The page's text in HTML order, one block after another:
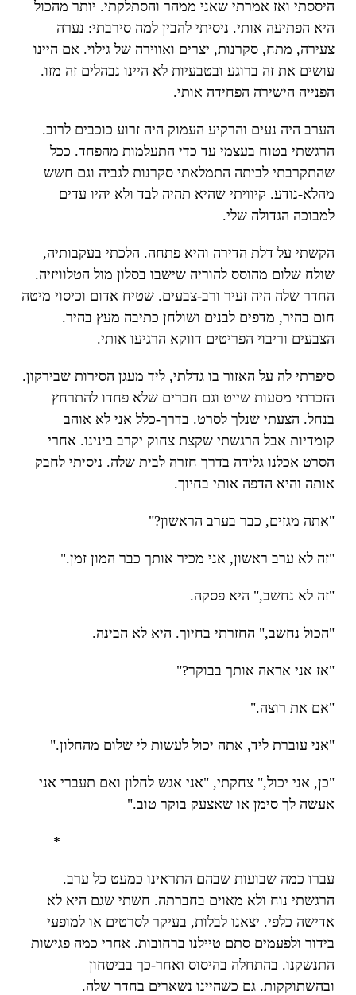
היססתי ואז אמרתי שאני ממהר והסתלקתי. יותר מהכול
היא הפתיעה אותי. ניסיתי להבין למה סירבתי: נערה
צעירה, מתח, סקרנות, יצרים ואווירה של גילוי. אם היינו
עושים את זה ברוגע ובטבעיות לא היינו נבהלים זה מזו.
הפנייה הישירה הפחידה אותי.
הערב היה נעים והרקיע העמוק היה זרוע כוכבים לרוב.
הרגשתי בטוח בעצמי עד כדי התעלמות מהפחד. ככל
שהתקרבתי לביתה התמלאתי סקרנות לגביה וגם חשש
מהלא-נודע. קיוויתי שהיא תהיה לבד ולא יהיו עדים
למבוכה הגדולה שלי.
הקשתי על דלת הדירה והיא פתחה. הלכתי בעקבותיה,
שולח שלום מהוסס להוריה שישבו בסלון מול הטלוויזיה.
החדר שלה היה זעיר ורב-צבעים. שטיח אדום וכיסוי מיטה
חום בהיר, מדפים לבנים ושולחן כתיבה מעץ בהיר.
הצבעים וריבוי הפריטים דווקא הרגיעו אותי.
סיפרתי לה על האזור בו גדלתי, ליד מעגן הסירות שבירקון.
הזכרתי מסעות שייט וגם חברים שלא פחדו להתרחץ
בנחל. הצעתי שנלך לסרט. בדרך-כלל אני לא אוהב
קומדיות אבל הרגשתי שקצת צחוק יקרב בינינו. אחרי
הסרט אכלנו גלידה בדרך חזרה לבית שלה. ניסיתי לחבק
אותה והיא הדפה אותי בחיוך.
"אתה מגזים, כבר בערב הראשון?"
"זה לא ערב ראשון, אני מכיר אותך כבר המון זמן."
"זה לא נחשב," היא פסקה.
"הכול נחשב," החזרתי בחיוך. היא לא הבינה.
"אז אני אראה אותך בבוקר?"
"אם את רוצה."
"אני עוברת ליד, אתה יכול לעשות לי שלום מהחלון."
"כן, אני יכול," צחקתי, "אני אגש לחלון ואם תעברי אני
אעשה לך סימן או שאצעק בוקר טוב."
*
עברו כמה שבועות שבהם התראינו כמעט כל ערב.
הרגשתי נוח ולא מאוים בחברתה. חשתי שגם היא לא
אדישה כלפי. יצאנו לבלות, בעיקר לסרטים או למופעי
בידור ולפעמים סתם טיילנו ברחובות. אחרי כמה פגישות
התנשקנו. בהתחלה בהיסוס ואחר-כך בביטחון
ובהשתוקקות. גם כשהיינו נשארים בחדר שלה.